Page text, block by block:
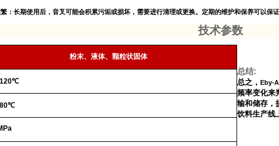
：长期使用后，音叉可能会积累污垢或损坏，需要进行清理或更换。定期的维护和保养可以保
技术参数
粉末、液体、颗粒状固体
总结:
总之， Eby-
频率变化来
输和储存，
饮料生产线